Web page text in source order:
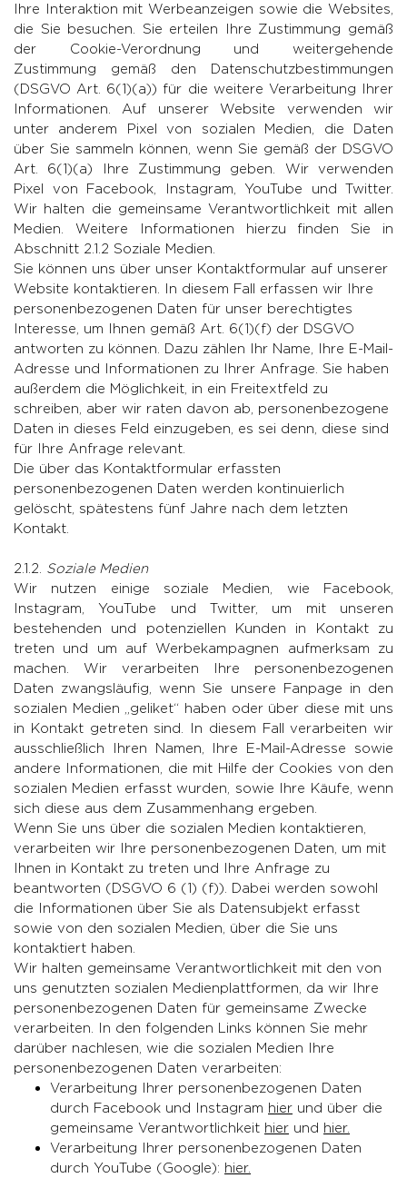
Ihre Interaktion mit Werbeanzeigen sowie die Websites,
die Sie besuchen. Sie erteilen Ihre Zustimmung gemäß
der Cookie-Verordnung und weitergehende
Zustimmung gemäß den Datenschutzbestimmungen
(DSGVO Art. 6(1)(a)) für die weitere Verarbeitung Ihrer
Informationen. Auf unserer Website verwenden wir
unter anderem Pixel von sozialen Medien, die Daten
über Sie sammeln können, wenn Sie gemäß der DSGVO
Art. 6(1)(a) Ihre Zustimmung geben. Wir verwenden
Pixel von Facebook, Instagram, YouTube und Twitter.
Wir halten die gemeinsame Verantwortlichkeit mit allen
Medien. Weitere Informationen hierzu finden Sie in
Abschnitt 2.1.2 Soziale Medien.
Sie können uns über unser Kontaktformular auf unserer
Website kontaktieren. In diesem Fall erfassen wir Ihre
personenbezogenen Daten für unser berechtigtes
Interesse, um Ihnen gemäß Art. 6(1)(f) der DSGVO
antworten zu können. Dazu zählen Ihr Name, Ihre E-Mail-
Adresse und Informationen zu Ihrer Anfrage. Sie haben
außerdem die Möglichkeit, in ein Freitextfeld zu
schreiben, aber wir raten davon ab, personenbezogene
Daten in dieses Feld einzugeben, es sei denn, diese sind
für Ihre Anfrage relevant.
Die über das Kontaktformular erfassten
personenbezogenen Daten werden kontinuierlich
gelöscht, spätestens fünf Jahre nach dem letzten
Kontakt.
2.1.2. Soziale Medien
Wir nutzen einige soziale Medien, wie Facebook,
Instagram, YouTube und Twitter, um mit unseren
bestehenden und potenziellen Kunden in Kontakt zu
treten und um auf Werbekampagnen aufmerksam zu
machen. Wir verarbeiten Ihre personenbezogenen
Daten zwangsläufig, wenn Sie unsere Fanpage in den
sozialen Medien „geliket“ haben oder über diese mit uns
in Kontakt getreten sind. In diesem Fall verarbeiten wir
ausschließlich Ihren Namen, Ihre E-Mail-Adresse sowie
andere Informationen, die mit Hilfe der Cookies von den
sozialen Medien erfasst wurden, sowie Ihre Käufe, wenn
sich diese aus dem Zusammenhang ergeben.
Wenn Sie uns über die sozialen Medien kontaktieren,
verarbeiten wir Ihre personenbezogenen Daten, um mit
Ihnen in Kontakt zu treten und Ihre Anfrage zu
beantworten (DSGVO 6 (1) (f)). Dabei werden sowohl
die Informationen über Sie als Datensubjekt erfasst
sowie von den sozialen Medien, über die Sie uns
kontaktiert haben.
Wir halten gemeinsame Verantwortlichkeit mit den von
uns genutzten sozialen Medienplattformen, da wir Ihre
personenbezogenen Daten für gemeinsame Zwecke
verarbeiten. In den folgenden Links können Sie mehr
darüber nachlesen, wie die sozialen Medien Ihre
personenbezogenen Daten verarbeiten:
Verarbeitung Ihrer personenbezogenen Daten
durch Facebook und Instagram hier und über die
gemeinsame Verantwortlichkeit hier und hier.
Verarbeitung Ihrer personenbezogenen Daten
durch YouTube (Google): hier.